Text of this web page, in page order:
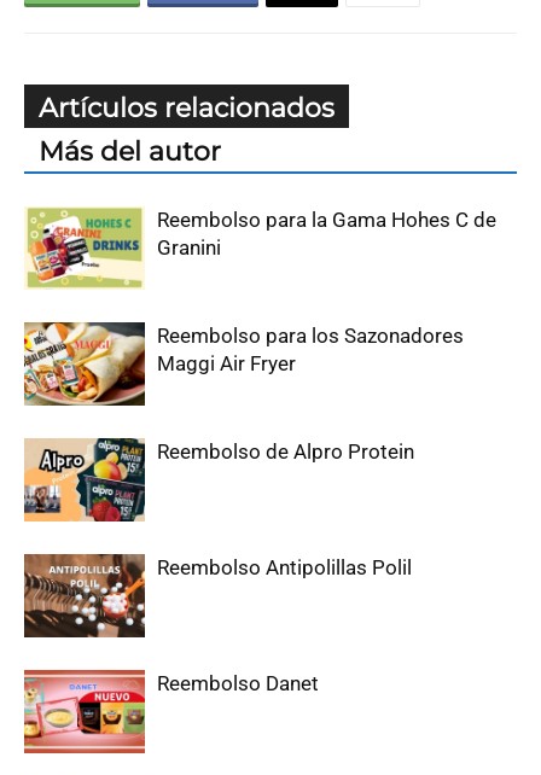
Artículos relacionados
Más del autor
Reembolso para la Gama Hohes C de
Granini
Reembolso para los Sazonadores
Maggi Air Fryer
Reembolso de Alpro Protein
Reembolso Antipolillas Polil
Reembolso Danet